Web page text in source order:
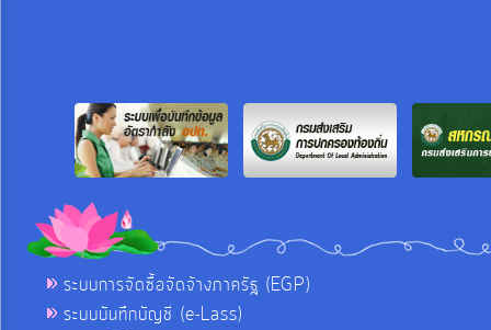
ระบบการจัดซื้อจัดจ้างภาครัฐ (EGP)
ระบบบันทึกบัญชี (e-Lass)